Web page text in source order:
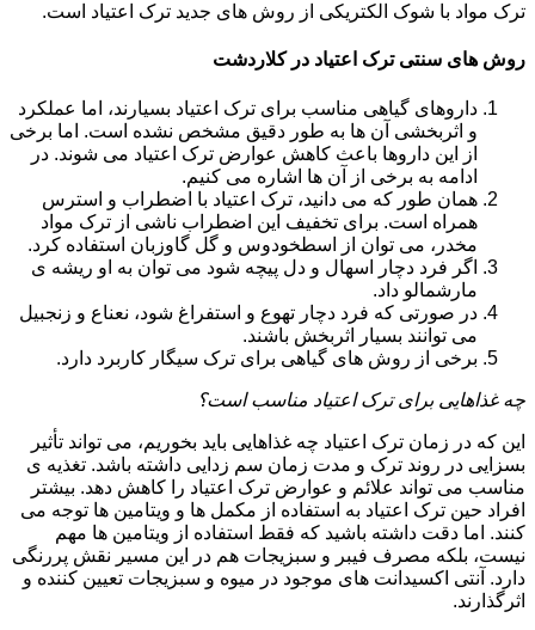
ترک مواد با شوک الکتریکی از روش های جدید ترک اعتیاد است.
روش های سنتی ترک اعتیاد در کلاردشت
داروهای گیاهی مناسب برای ترک اعتیاد بسیارند، اما عملکرد
و اثربخشی آن ها به طور دقیق مشخص نشده است. اما برخی
از این داروها باعث کاهش عوارض ترک اعتیاد می شوند. در
ادامه به برخی از آن ها اشاره می کنیم.
همان طور که می دانید، ترک اعتیاد با اضطراب و استرس
همراه است. برای تخفیف این اضطراب ناشی از ترک مواد
مخدر، می توان از اسطخودوس و گل گاوزبان استفاده کرد.
اگر فرد دچار اسهال و دل پیچه شود می توان به او ریشه ی
مارشمالو داد.
در صورتی که فرد دچار تهوع و استفراغ شود، نعناع و زنجبیل
می توانند بسیار اثربخش باشند.
برخی از روش های گیاهی برای ترک سیگار کاربرد دارد.
چه غذاهایی برای ترک اعتیاد مناسب است؟
این که در زمان ترک اعتیاد چه غذاهایی باید بخوریم، می تواند تأثیر
بسزایی در روند ترک و مدت زمان سم زدایی داشته باشد. تغذیه ی
مناسب می تواند علائم و عوارض ترک اعتیاد را کاهش دهد. بیشتر
افراد حین ترک اعتیاد به استفاده از مکمل ها و ویتامین ها توجه می
کنند. اما دقت داشته باشید که فقط استفاده از ویتامین ها مهم
نیست، بلکه مصرف فیبر و سبزیجات هم در این مسیر نقش پررنگی
دارد. آنتی اکسیدانت های موجود در میوه و سبزیجات تعیین کننده و
اثرگذارند.